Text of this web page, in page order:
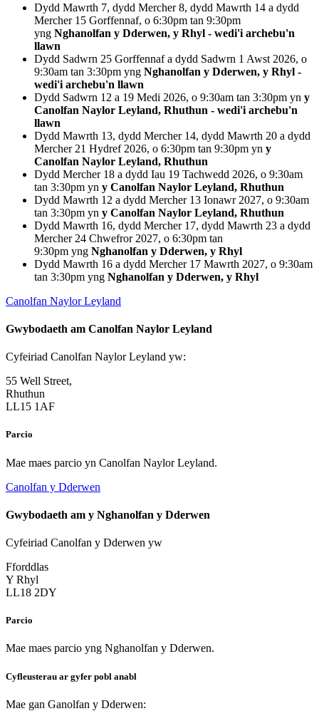
Dydd Mawrth 7, dydd Mercher 8, dydd Mawrth 14 a dydd
Mercher 15 Gorffennaf, o 6:30pm tan 9:30pm
yng Nghanolfan y Dderwen, y Rhyl - wedi'i archebu'n
llawn
Dydd Sadwrn 25 Gorffennaf a dydd Sadwrn 1 Awst 2026, o
9:30am tan 3:30pm yng Nghanolfan y Dderwen, y Rhyl -
wedi'i archebu'n llawn
Dydd Sadwrn 12 a 19 Medi 2026, o 9:30am tan 3:30pm yn y
Canolfan Naylor Leyland, Rhuthun - wedi'i archebu'n
llawn
Dydd Mawrth 13, dydd Mercher 14, dydd Mawrth 20 a dydd
Mercher 21 Hydref 2026, o 6:30pm tan 9:30pm yn y
Canolfan Naylor Leyland, Rhuthun
Dydd Mercher 18 a dydd Iau 19 Tachwedd 2026, o 9:30am
tan 3:30pm yn y Canolfan Naylor Leyland, Rhuthun
Dydd Mawrth 12 a dydd Mercher 13 Ionawr 2027, o 9:30am
tan 3:30pm yn y Canolfan Naylor Leyland, Rhuthun
Dydd Mawrth 16, dydd Mercher 17, dydd Mawrth 23 a dydd
Mercher 24 Chwefror 2027, o 6:30pm tan
9:30pm yng Nghanolfan y Dderwen, y Rhyl
Dydd Mawrth 16 a dydd Mercher 17 Mawrth 2027, o 9:30am
tan 3:30pm yng Nghanolfan y Dderwen, y Rhyl
Canolfan Naylor Leyland
Gwybodaeth am Canolfan Naylor Leyland
Cyfeiriad Canolfan Naylor Leyland yw:
55 Well Street,
Rhuthun
LL15 1AF
Parcio
Mae maes parcio yn Canolfan Naylor Leyland.
Canolfan y Dderwen
Gwybodaeth am y Nghanolfan y Dderwen
Cyfeiriad Canolfan y Dderwen yw
Fforddlas
Y Rhyl
LL18 2DY
Parcio
Mae maes parcio yng Nghanolfan y Dderwen.
Cyfleusterau ar gyfer pobl anabl
Mae gan Ganolfan y Dderwen: